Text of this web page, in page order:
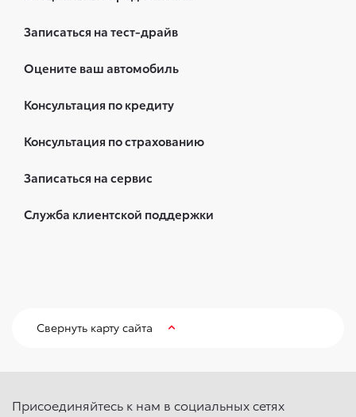
Записаться на тест-драйв
Оцените ваш автомобиль
Консультация по кредиту
Консультация по страхованию
Записаться на сервис
Служба клиентской поддержки
Свернуть карту сайта
Присоединяйтесь к нам в социальных сетях